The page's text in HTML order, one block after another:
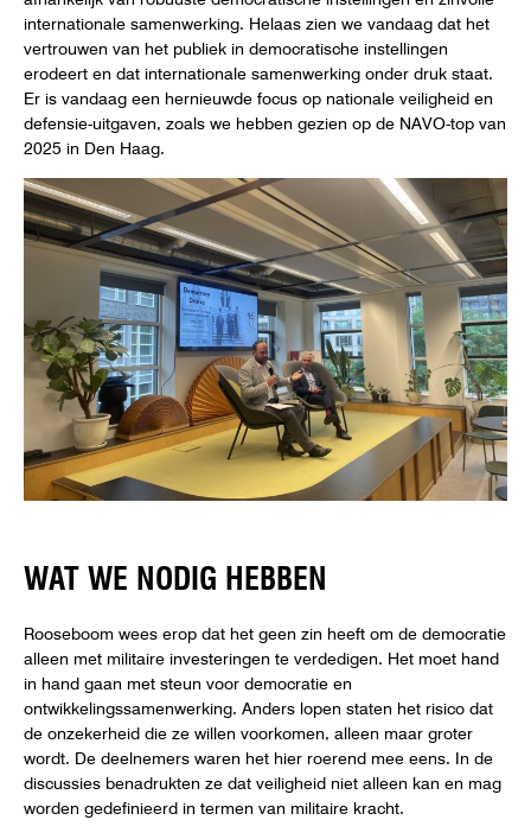
internationale samenwerking. Helaas zien we vandaag dat het
vertrouwen van het publiek in democratische instellingen
erodeert en dat internationale samenwerking onder druk staat.
Er is vandaag een hernieuwde focus op nationale veiligheid en
defensie-uitgaven, zoals we hebben gezien op de NAVO-top van
2025 in Den Haag.
WAT WE NODIG HEBBEN
Rooseboom wees erop dat het geen zin heeft om de democratie
alleen met militaire investeringen te verdedigen. Het moet hand
in hand gaan met steun voor democratie en
ontwikkelingssamenwerking. Anders lopen staten het risico dat
de onzekerheid die ze willen voorkomen, alleen maar groter
wordt. De deelnemers waren het hier roerend mee eens. In de
discussies benadrukten ze dat veiligheid niet alleen kan en mag
worden gedefinieerd in termen van militaire kracht.